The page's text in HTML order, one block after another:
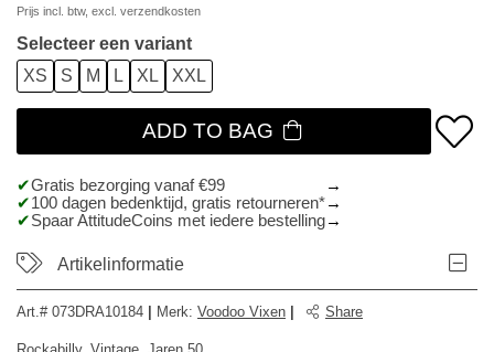
Prijs incl. btw, excl. verzendkosten
Selecteer een variant
XS
S M L XL XXL
ADD TO BAG
Gratis bezorging vanaf €99
100 dagen bedenktijd, gratis retourneren*
Spaar AttitudeCoins met iedere bestelling
Artikelinformatie
Art.# 073DRA10184 Merk: Voodoo Vixen Share